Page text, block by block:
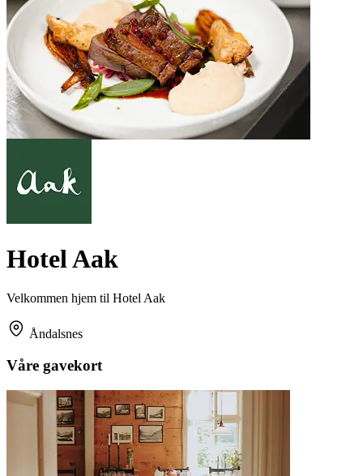
Hotel Aak
Velkommen hjem til Hotel Aak
Åndalsnes
Våre gavekort